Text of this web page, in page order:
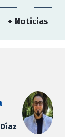
+ Noticias